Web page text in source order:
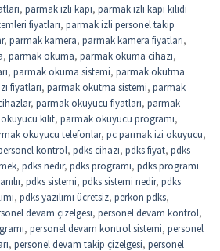
, parmak izli kapı, parmak izli kapı kilidi
fiyatları, parmak izli personel takip
, parmak kamera, parmak kamera fiyatları,
, parmak okuma, parmak okuma cihazı,
, parmak okuma sistemi, parmak okutma
fiyatları, parmak okutma sistemi, parmak
, parmak okuyucu fiyatları, parmak
kilit, parmak okuyucu programı,
okuyucu telefonlar, pc parmak izi okuyucu,
kontrol, pdks cihazı, pdks fiyat, pdks
, pdks nedir, pdks programı, pdks programı
, pdks sistemi, pdks sistemi nedir, pdks
, pdks yazılımı ücretsiz, perkon pdks,
devam çizelgesi, personel devam kontrol,
, personel devam kontrol sistemi, personel
, personel devam takip çizelgesi, personel